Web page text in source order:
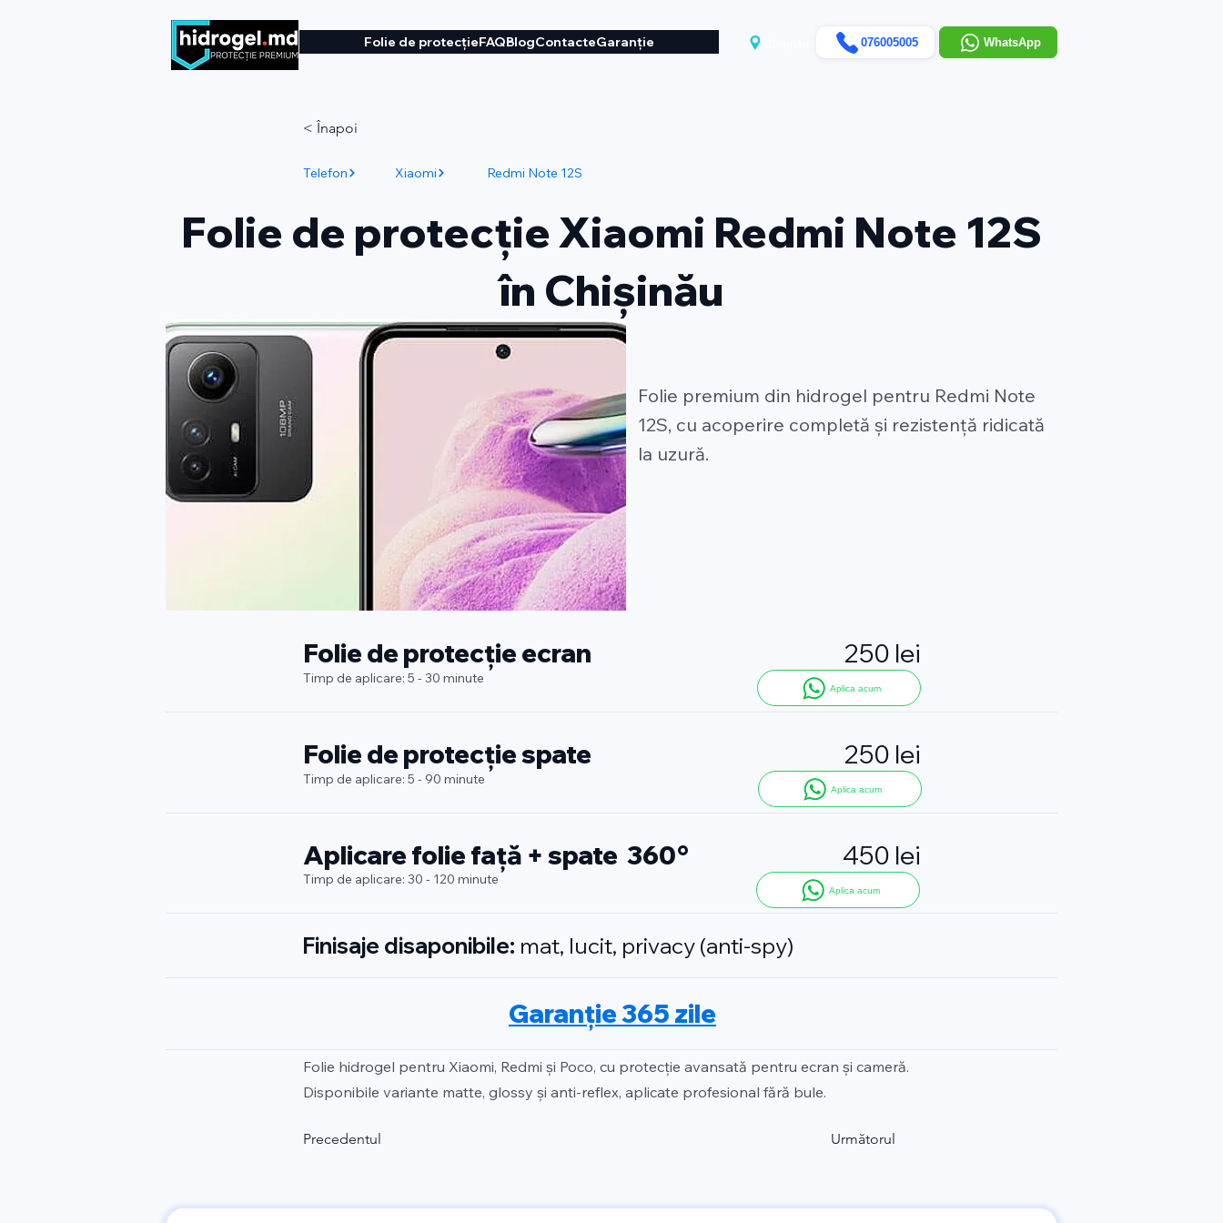
Folie de protecțieFAQBlogContacteGaranție 076005005 WhatsApp
< Înapoi
Telefon Xiaomi Redmi Note 12S
Folie de protecție Xiaomi Redmi Note 12S
în Chișinău
Folie premium din hidrogel pentru Redmi Note
12S, cu acoperire completă și rezistență ridicată
la uzură.
250 lei
Folie de protecție ecran
Timp de aplicare: 5 - 30 minute
Aplica acum
250 lei
Folie de protecție spate
Timp de aplicare: 5 - 90 minute
Aplica acum
Aplicare folie față + spate 360°
Aplica acum
450 lei
Timp de aplicare: 30 - 120 minute
Finisaje disaponibile: mat, lucit, privacy (anti-spy)
Garanție 365 zile
Folie hidrogel pentru Xiaomi, Redmi și Poco, cu protecție avansată pentru ecran și cameră.
Disponibile variante matte, glossy și anti-reflex, aplicate profesional fără bule.
Precedentul Următorul